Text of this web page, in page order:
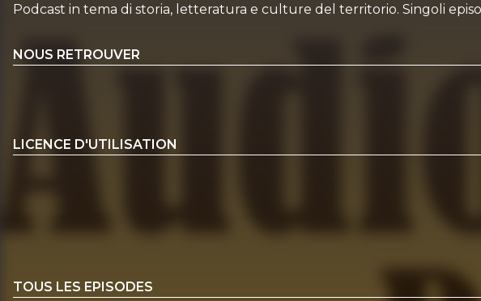
Podcast in tema di storia, letteratura e culture del territorio. Singoli
NOUS RETROUVER
LICENCE D'UTILISATION
TOUS LES EPISODES